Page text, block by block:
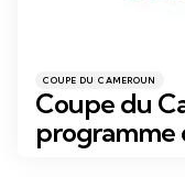
Catégories
Posté
dans
COUPE DU CAMEROUN
Coupe du
programme